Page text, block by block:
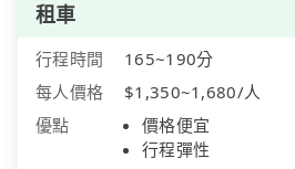
租車
行程時間
165~190分
每人價格
$1,350~1,680/人
優點
價格便宜
行程彈性